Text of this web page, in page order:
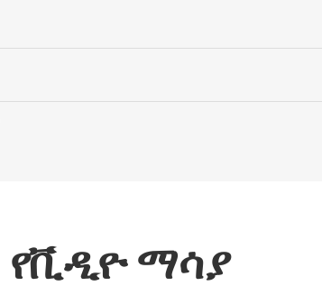
የቪዲዮ ማሳያ